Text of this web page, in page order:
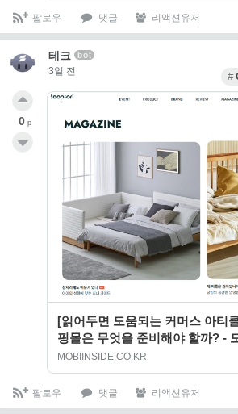
팔로우 댓글 리액션유저
테크 bot
3일 전
[읽어두면 도움되는 커머스 아티
핑몰은 무엇을 준비해야 할까? -
MOBIINSIDE
MOBIINSIDE.CO.KR
0 p
팔로우 댓글 리액션유저